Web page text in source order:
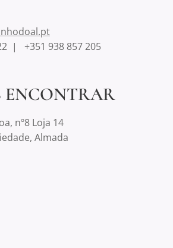
| +351 938 857 205
ENCONTRAR
nº8 Loja 14
Almada